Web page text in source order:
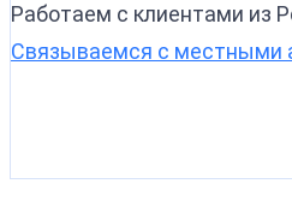
Работаем с клиентами из
Связываемся с местными